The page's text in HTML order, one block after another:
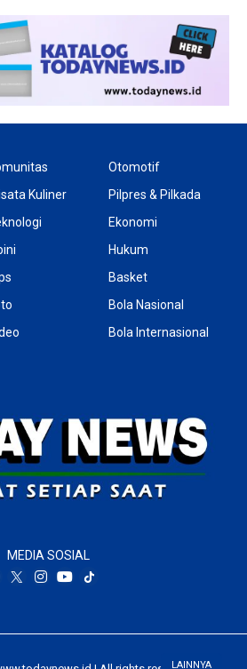
LAINNYA
Kuliner
Otomotif
Pilpres & Pilkada
Ekonomi
Hukum
Basket
Bola Nasional
Bola Internasional
MEDIA SOSIAL